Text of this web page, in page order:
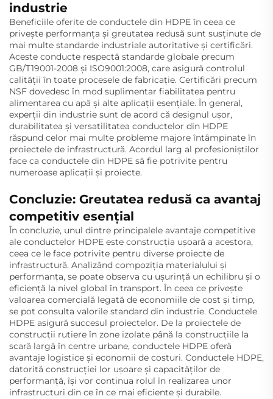
industrie
Beneficiile oferite de conductele din HDPE în ceea ce
privește performanța și greutatea redusă sunt susținute de
mai multe standarde industriale autoritative și certificări.
Aceste conducte respectă standarde globale precum
GB/T19001-2008 și ISO9001:2008, care asigură controlul
calității în toate procesele de fabricație. Certificări precum
NSF dovedesc în mod suplimentar fiabilitatea pentru
alimentarea cu apă și alte aplicații esențiale. În general,
experții din industrie sunt de acord că designul ușor,
durabilitatea și versatilitatea conductelor din HDPE
răspund celor mai multe probleme majore întâmpinate în
proiectele de infrastructură. Acordul larg al profesioniștilor
face ca conductele din HDPE să fie potrivite pentru
numeroase aplicații și proiecte.
Concluzie: Greutatea redusă ca avantaj
competitiv esențial
În concluzie, unul dintre principalele avantaje competitive
ale conductelor HDPE este construcția ușoară a acestora,
ceea ce le face potrivite pentru diverse proiecte de
infrastructură. Analizând compoziția materialului și
performanța, se poate observa cu ușurință un echilibru și o
eficiență la nivel global în transport. În ceea ce privește
valoarea comercială legată de economiile de cost și timp,
se pot consulta valorile standard din industrie. Conductele
HDPE asigură succesul proiectelor. De la proiectele de
construcții rutiere în zone izolate până la construcțiile la
scară largă în centre urbane, conductele HDPE oferă
avantaje logistice și economii de costuri. Conductele HDPE,
datorită construcției lor ușoare și capacităților de
performanță, își vor continua rolul în realizarea unor
infrastructuri din ce în ce mai eficiente și durabile.